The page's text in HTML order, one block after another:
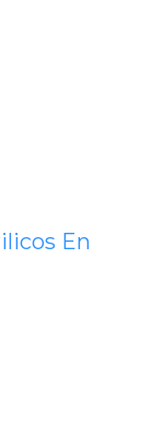
En